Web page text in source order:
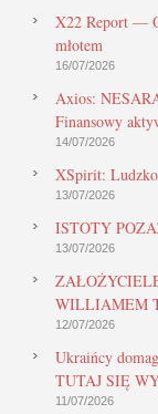
X22 Report —
młotem
16/07/2026
Axios:
Finansowy
14/07/2026
XSpirit:
13/07/2026
ISTOTY
13/07/2026
WILLIAMEM
12/07/2026
Ukraińcy
TUTAJ SIĘ
11/07/2026